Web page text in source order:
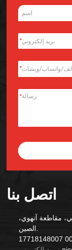
اتصل بنا
مقاطعة آنهوي،
الصين.
0086
*
*
*